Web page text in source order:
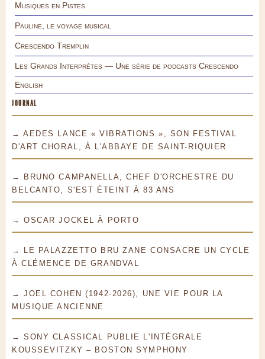
Musiques en Pistes
Pauline, le voyage musical
Crescendo Tremplin
Les Grands Interprètes — Une série de podcasts Crescendo
English
JOURNAL
→ AEDES LANCE « VIBRATIONS », SON FESTIVAL
D'ART CHORAL, À L'ABBAYE DE SAINT-RIQUIER
→ BRUNO CAMPANELLA, CHEF D'ORCHESTRE DU
BELCANTO, S'EST ÉTEINT À 83 ANS
→ OSCAR JOCKEL À PORTO
→ LE PALAZZETTO BRU ZANE CONSACRE UN CYCLE
À CLÉMENCE DE GRANDVAL
→ JOEL COHEN (1942-2026), UNE VIE POUR LA
MUSIQUE ANCIENNE
→ SONY CLASSICAL PUBLIE L'INTÉGRALE
KOUSSEVITZKY – BOSTON SYMPHONY